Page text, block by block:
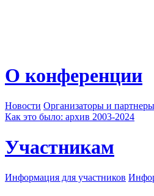
О конференции
Новости Организаторы и партнеры
Как это было: архив 2003-2024
Участникам
Информация для участников